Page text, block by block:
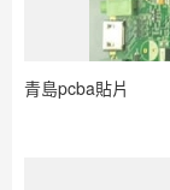
青島pcba貼片